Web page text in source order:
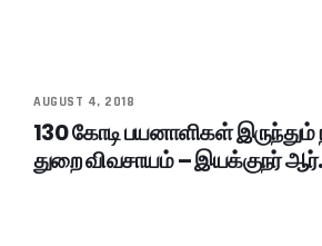
AUGUST 4, 2018
130 கோடி பயனாளிகள்
துறை விவசாயம் –